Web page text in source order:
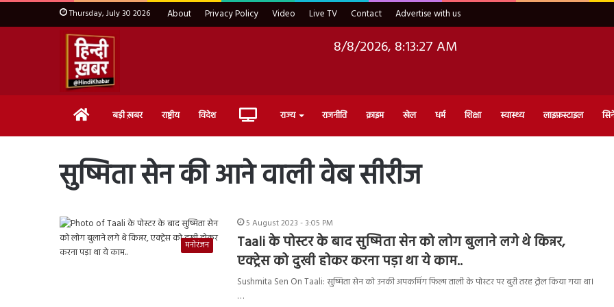
Thursday, July 30 2026 About Privacy Policy Video Live TV Contact Advertise with us
8/8/2026, 8:13:28 AM
Home बड़ी ख़बर राष्ट्रीय विदेश Live राज्य राजनीति क्राइम खेल धर्म शिक्षा स्वास्थ्य लाइफ़स्टाइल
सुष्मिता सेन की आने वाली वेब सीरीज
मनोरंजन
5 August 2023 - 3:05 PM
Taali के पोस्टर के बाद सुष्मिता सेन को लोग बुलाने लगे थे किन्नर,
एक्ट्रेस को दुखी होकर करना पड़ा था ये काम..
Sushmita Sen On Taali: सुष्मिता सेन को उनकी अपकमिंग फिल्म ताली के पोस्टर पर बुरी तरह ट्रोल किया गया था।
…